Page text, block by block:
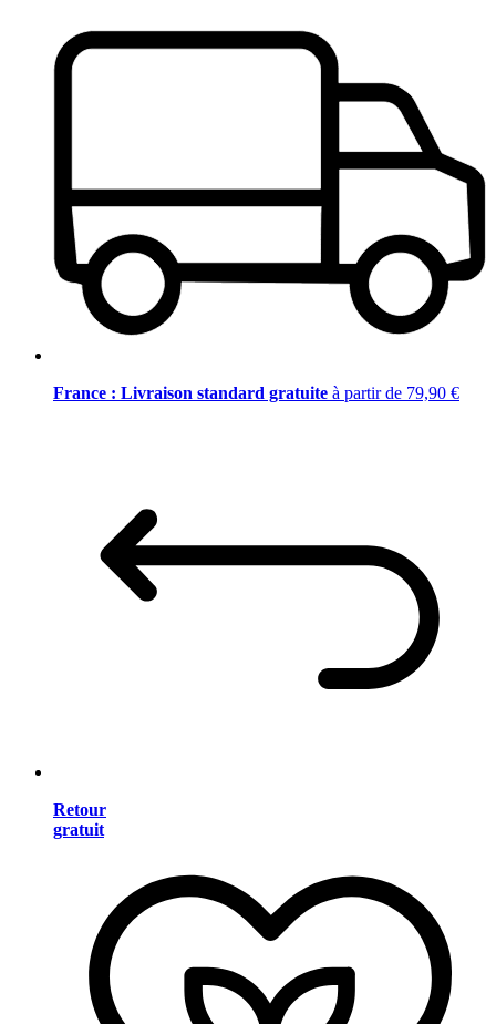
France : Livraison standard gratuite à partir de 79,90 €
Retour
gratuit